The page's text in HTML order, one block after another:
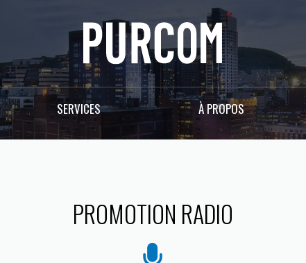
SERVICES À PROPOS
PROMOTION RADIO